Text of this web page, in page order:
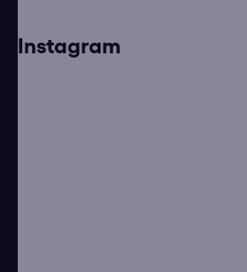
Instagram